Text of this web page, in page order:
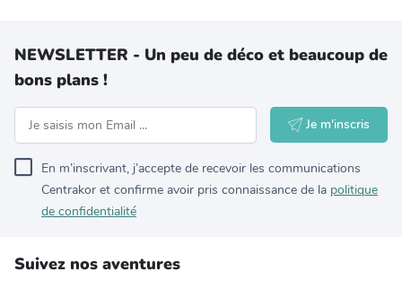
NEWSLETTER - Un peu de déco et beaucoup de
bons plans !
Je m'inscris
En m’inscrivant, j’accepte de recevoir les communications
Centrakor et confirme avoir pris connaissance de la politique
de confidentialité
Suivez nos aventures